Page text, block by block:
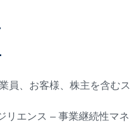
、お客様、株主を含む
エンス – 事業継続性マ